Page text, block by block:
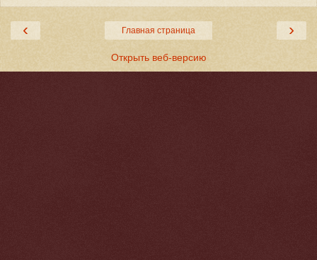
‹ ›
Главная страница
Открыть веб-версию